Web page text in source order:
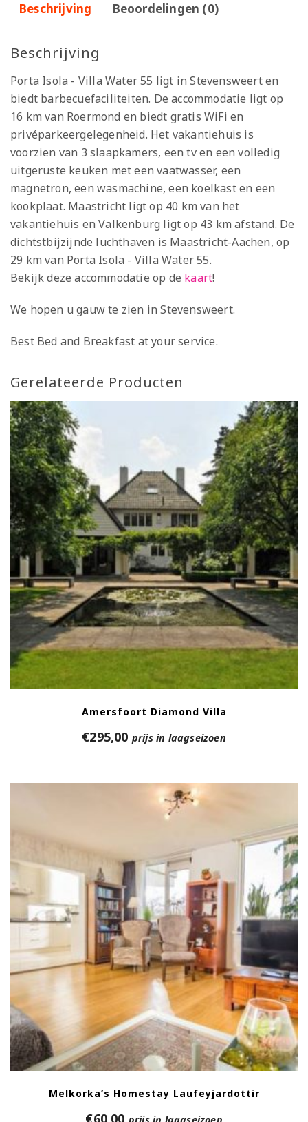
Beschrijving Beoordelingen (0)
Beschrijving
Porta Isola - Villa Water 55 ligt in Stevensweert en
biedt barbecuefaciliteiten. De accommodatie ligt op
16 km van Roermond en biedt gratis WiFi en
privéparkeergelegenheid. Het vakantiehuis is
voorzien van 3 slaapkamers, een tv en een volledig
uitgeruste keuken met een vaatwasser, een
magnetron, een wasmachine, een koelkast en een
kookplaat. Maastricht ligt op 40 km van het
vakantiehuis en Valkenburg ligt op 43 km afstand. De
dichtstbijzijnde luchthaven is Maastricht-Aachen, op
29 km van Porta Isola - Villa Water 55.
Bekijk deze accommodatie op de kaart!
We hopen u gauw te zien in Stevensweert.
Best Bed and Breakfast at your service.
Gerelateerde Producten
Amersfoort Diamond Villa
€295,00 prijs in laagseizoen
Melkorka’s Homestay Laufeyjardottir
€60,00